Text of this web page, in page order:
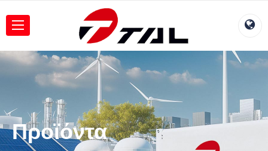
Προϊόντα